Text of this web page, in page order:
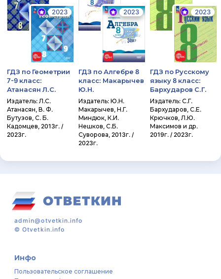
2023
ГДЗ по Геометрии
7-9 класс:
Атанасян Л.С.
Издатель: Л.С.
Атанасян, В. Ф.
Бутузов, С. Б.
Кадомцев, 2013г. /
2023г.
2023
ГДЗ по Алгебре 8
класс: Макарычев
Ю.Н.
Издатель: Ю.Н.
Макарычев, Н.Г.
Миндюк, К.И.
Нешков, С.Б.
Суворова, 2013г. /
2023г.
2023
ГДЗ по Русскому
языку 8 класс:
Бархударов С.Г.
Издатель: С.Г.
Бархударов, С.Е.
Крючков, Л.Ю.
Максимов и др.
2019г. / 2023г.
admin@otvetkin.info
©Otvetkin.info
Инфо
Пользовательское соглашение